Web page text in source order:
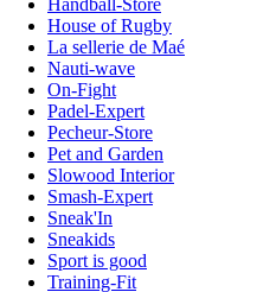
House of Rugby
La sellerie de Maé
Nauti-wave
On-Fight
Padel-Expert
Pecheur-Store
Pet and Garden
Slowood Interior
Smash-Expert
Sneak'In
Sneakids
Sport is good
Training-Fit